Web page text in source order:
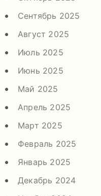
Сентябрь 2025
Август 2025
Июль 2025
Июнь 2025
Май 2025
Апрель 2025
Март 2025
Февраль 2025
Январь 2025
Декабрь 2024